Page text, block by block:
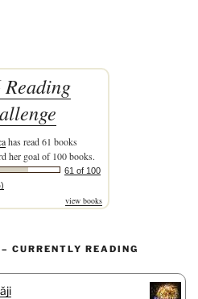
Reading
has read 61 books
her goal of 100 books.
61 of 100
view books
CURRENTLY READING